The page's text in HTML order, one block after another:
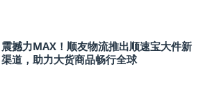
震撼力MAX！顺友物流推出顺速宝大件新
渠道，助力大货商品畅行全球